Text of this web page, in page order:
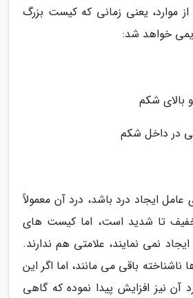
از موارد، یعنی زمانی که کیست بزرگ
خواهد شد:
بالای شکم
در داخل شکم
ایجاد درد باشد، درد آن معمولاً
تا شدید است، اما کیست های
نمی نمایند، علامتی هم ندارند.
باقی می مانند، اما اگر این
نیز افزایش پیدا نموده که گاهی